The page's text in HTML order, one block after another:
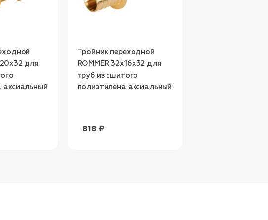
для
аксиальный
Тройник переходной
ROMMER 32x16x32 для
труб из сшитого
полиэтилена аксиальный
818 ₽